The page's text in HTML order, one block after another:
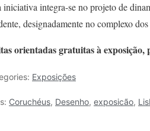
iniciativa integra-se no projeto de
designadamente no complexo
orientadas gratuitas à
Exposições
Coruchéus, Desenho, exposicão,